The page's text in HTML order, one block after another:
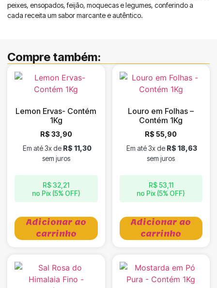
peixes, ensopados, feijão, moquecas e legumes, conferindo a
cada receita um sabor marcante e autêntico.
Compre também:
Lemon Ervas- Contém
1Kg
R$ 33,90
R$32,21
no Pix (5% OFF)
Em até 3x de R$ 11,30
sem juros
Adicionar ao
carrinho
Louro em Folhas –
Contém 1Kg
R$ 55,90
R$53,11
no Pix (5% OFF)
Em até 3x de R$ 18,63
sem juros
Adicionar ao
carrinho